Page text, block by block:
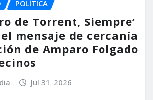
POLÍTICA
de Torrent, Siempre’
mensaje de cercanía
de Amparo Folgado
Jul 31, 2026